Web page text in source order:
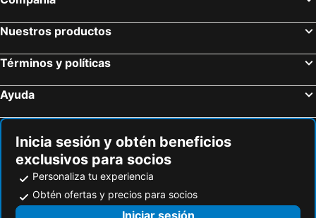
Nuestros productos
Términos y políticas
Ayuda
Inicia sesión y obtén beneficios
exclusivos para socios
Personaliza tu experiencia
Obtén ofertas y precios para socios
Iniciar sesión